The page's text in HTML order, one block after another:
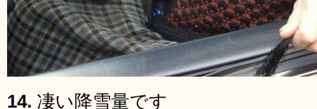
14. 凄い降雪量です